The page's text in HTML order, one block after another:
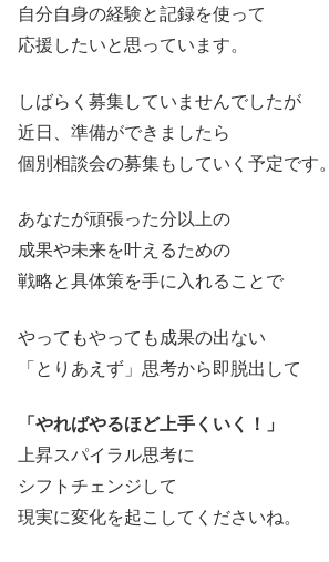
自分自身の経験と記録を使って
応援したいと思っています。
しばらく募集していませんでしたが
近日、準備ができましたら
個別相談会の募集もしていく予定です。
あなたが頑張った分以上の
成果や未来を叶えるための
戦略と具体策を手に入れることで
やってもやっても成果の出ない
「とりあえず」思考から即脱出して
「やればやるほど上手くいく！」
上昇スパイラル思考に
シフトチェンジして
現実に変化を起こしてくださいね。